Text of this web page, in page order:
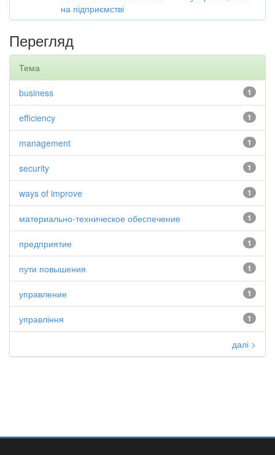
на підприємстві
Перегляд
Тема
1
business
1
efficiency
1
management
1
security
1
ways of improve
1
материально-техническое обеспечение
1
предприятие
1
пути повышения
1
управление
1
управління
далі >